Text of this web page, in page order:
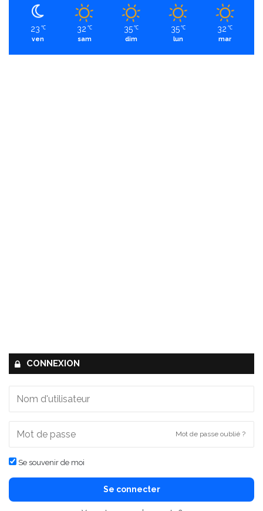
23 ℃
ven
32 ℃
sam
35 ℃
dim
35 ℃
lun
32 ℃
mar
CONNEXION
Mot de passe oublié ?
Se souvenir de moi
Se connecter